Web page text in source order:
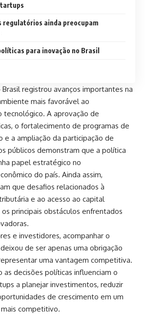
regulatórios ainda preocupam
para inovação no Brasil
registrou avanços importantes na
mais favorável ao
tecnológico. A aprovação de
o fortalecimento de programas de
e a ampliação da participação de
públicos demonstram que a política
papel estratégico no
do país. Ainda assim,
que desafios relacionados à
e ao acesso ao capital
principais obstáculos enfrentados
e investidores, acompanhar o
de ser apenas uma obrigação
uma vantagem competitiva.
as decisões políticas influenciam o
a planejar investimentos, reduzir
de crescimento em um
competitivo.